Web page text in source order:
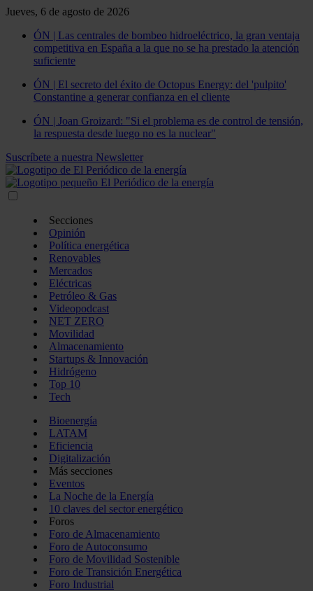
Jueves, 6 de agosto de 2026
ÓN | Las centrales de bombeo hidroeléctrico, la gran ventaja
competitiva en España a la que no se ha prestado la atención
suficiente
ÓN | El secreto del éxito de Octopus Energy: del 'pulpito'
Constantine a generar confianza en el cliente
ÓN | Joan Groizard: "Si el problema es de control de tensión,
la respuesta desde luego no es la nuclear"
Suscríbete a nuestra Newsletter
Secciones
Opinión
Política energética
Renovables
Mercados
Eléctricas
Petróleo & Gas
Videopodcast
NET ZERO
Movilidad
Almacenamiento
Startups & Innovación
Hidrógeno
Top 10
Tech
Bioenergía
LATAM
Eficiencia
Digitalización
Más secciones
Eventos
La Noche de la Energía
10 claves del sector energético
Foros
Foro de Almacenamiento
Foro de Autoconsumo
Foro de Movilidad Sostenible
Foro de Transición Energética
Foro Industrial